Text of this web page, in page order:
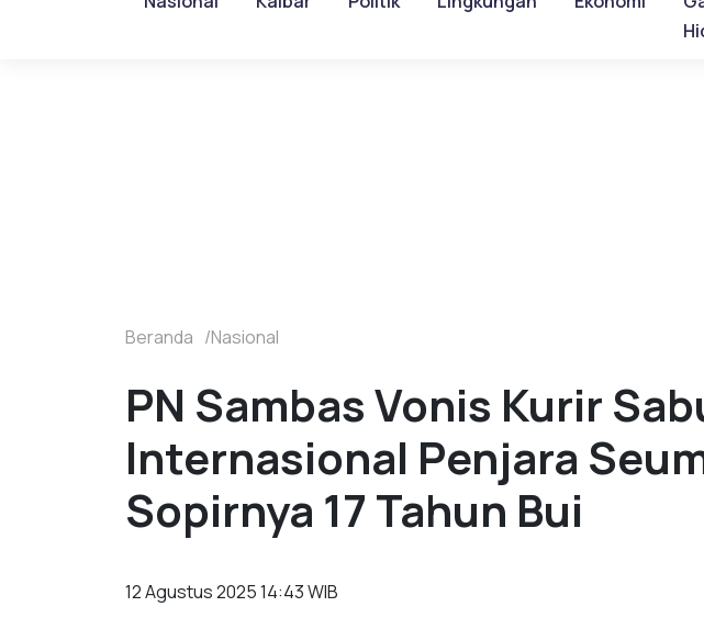
Beranda Nasional
PN Sambas Vonis Kurir
Internasional Penjara
Sopirnya 17 Tahun Bui
12 Agustus 2025 14:43 WIB